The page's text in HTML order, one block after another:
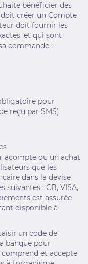
bénéficier des
créer un Compte
doit fournir les
et qui sont
commande :
pour
reçu par SMS)
acompte ou un achat
que les
dans la devise
suivantes : CB, VISA,
est assurée
disponible à
un code de
banque pour
et accepte